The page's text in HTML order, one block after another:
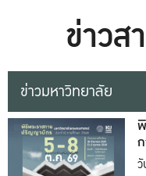
ข่าว
ข่าวมหาวิทยาลัย